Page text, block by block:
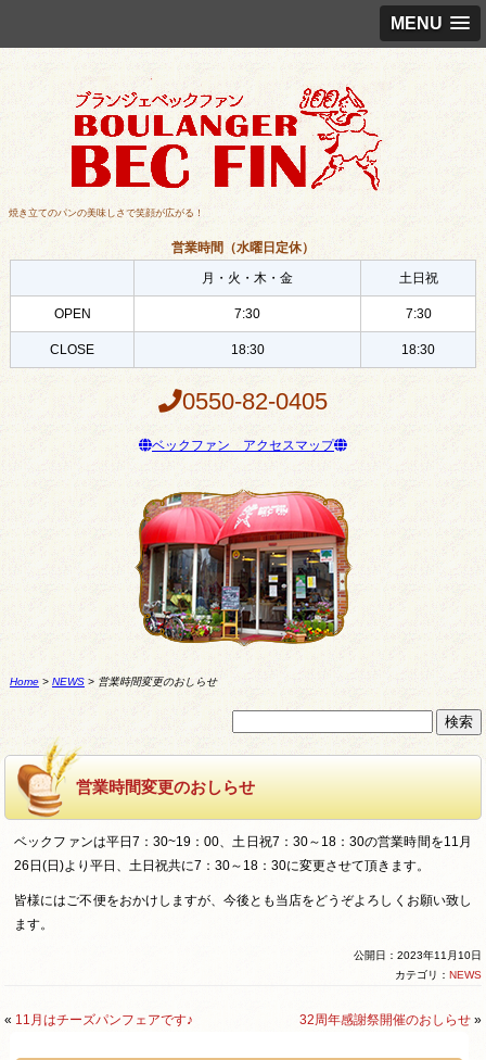
MENU
焼き立てのパンの美味しさで笑顔が広がる！
営業時間（水曜日定休）
月・火・木・金
土日祝
OPEN 7:30 7:30
CLOSE 18:30 18:30
0550-82-0405
ベックファン アクセスマップ
Home> NEWS> 営業時間変更のおしらせ
営業時間変更のおしらせ
ベックファンは平日7：30~19：00、土日祝7：30～18：30の営業時間を11月
26日(日)より平日、土日祝共に7：30～18：30に変更させて頂きます。
皆様にはご不便をおかけしますが、今後とも当店をどうぞよろしくお願い致し
ます。
公開日：2023年11月10日
カテゴリ： NEWS
« 11月はチーズパンフェアです♪ 32周年感謝祭開催のおしらせ»